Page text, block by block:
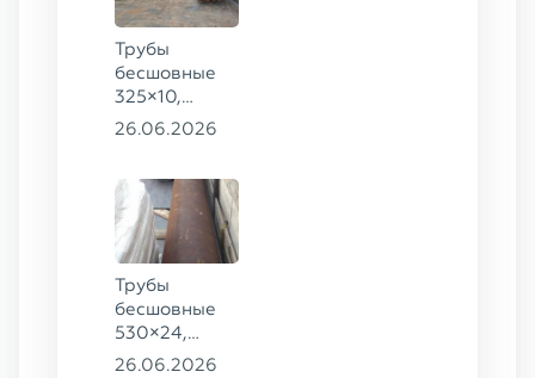
Трубы
бесшовные
325×10,
102×4, 83×8,
78, ст. 20,
68×8, 83×6,
89×10, 83×8
ст. 09Г2С
26.06.2026
Трубы
бесшовные
530×24,
273×40 ГОСТ
26.06.2026